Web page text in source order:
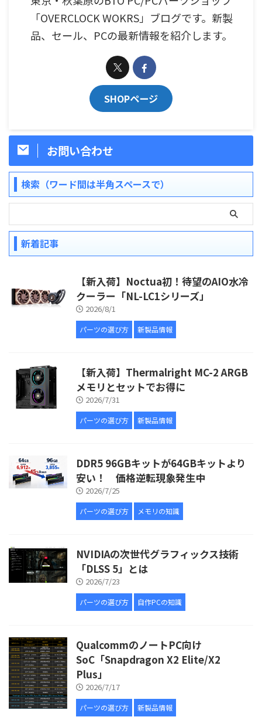
「OVERCLOCK WOKRS」ブログです。新製
品、セール、PCの最新情報を紹介します。
SHOPページ
お問い合わせ
検索（ワード間は半角スペースで）
新着記事
【新入荷】Noctua初！待望のAIO水冷
クーラー「NL-LC1シリーズ」
2026/8/1
パーツの選び方 新製品情報
【新入荷】Thermalright MC-2 ARGB
メモリとセットでお得に
2026/7/31
パーツの選び方 新製品情報
DDR5 96GBキットが64GBキットより
安い！ 価格逆転現象発生中
2026/7/25
パーツの選び方 メモリの知識
NVIDIAの次世代グラフィックス技術
「DLSS 5」とは
2026/7/23
パーツの選び方 自作PCの知識
QualcommのノートPC向け
SoC「Snapdragon X2 Elite/X2
Plus」
2026/7/17
パーツの選び方 新製品情報